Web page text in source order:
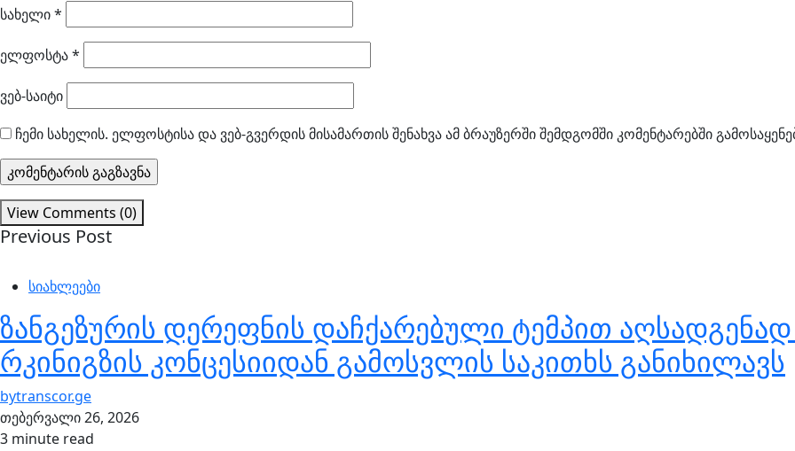
სახელი*
ელფოსტა*
ვებ-საიტი
ჩემი სახელის. ელფოსტისა და ვებ-გვერდის მისამართის შენახვა ამ ბრაუზერში შემდგომში კომენტარებში
View Comments (0)
Previous Post
სიახლეები
ზანგეზურის დერეფნის დაჩქარებული ტემპით
რკინიგზის კონცესიიდან გამოსვლის საკითხს განიხილავს
bytranscor.ge
თებერვალი 26, 2026
3 minute read